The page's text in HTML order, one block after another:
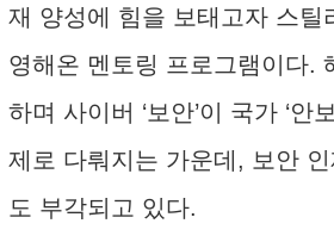
재 양성에 힘을 보태고자 스틸
영해온 멘토링 프로그램이다.
하며 사이버 ‘보안’이 국가 ‘안
제로 다뤄지는 가운데, 보안
도 부각되고 있다.